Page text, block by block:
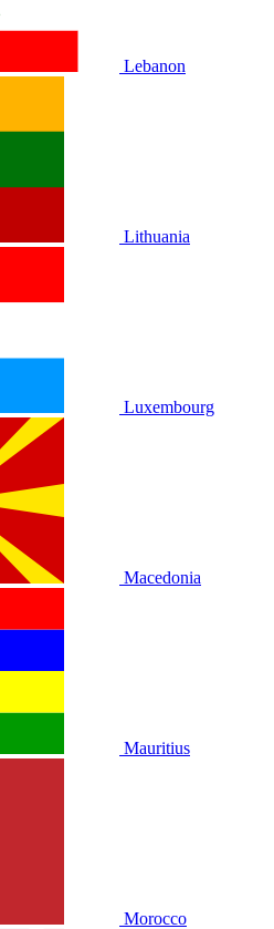
Lebanon
Lithuania
Luxembourg
Macedonia
Mauritius
Morocco